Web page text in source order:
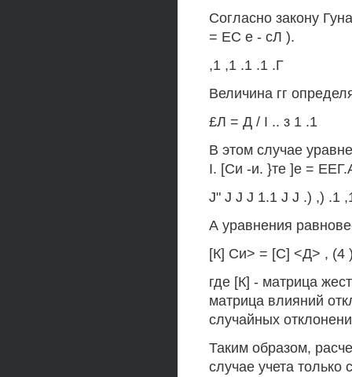
Согласно закону
= ЕС е - сЛ ).
,1 ,1 .1 .1 .Г
Величина гг
£Л = Д / I .. з 1 .1
В этом случае
I. [Си -и. }те ]е =
J" J J J 1.1 J J .) ,) .1
А уравнения
[К] Си> = [С] <Д> , (4
где [К] - матрица
матрица влияний
случайных
Таким образом,
случае учета только